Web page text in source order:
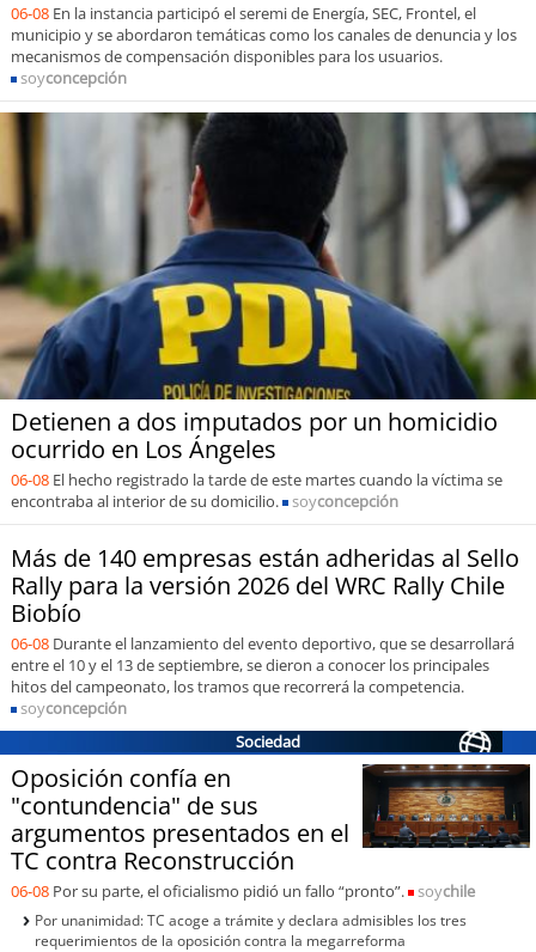
soycoronel
soyarauco
temuco
valdivia
soypuertomontt
soychiloé
06-08 En la instancia participó el seremi de Energía, SEC, Frontel, el
municipio y se abordaron temáticas como los canales de denuncia y los
mecanismos de compensación disponibles para los usuarios.
soyconcepción
Detienen a dos imputados por un homicidio
ocurrido en Los Ángeles
06-08 El hecho registrado la tarde de este martes cuando la víctima se
encontraba al interior de su domicilio.
soyconcepción
Más de 140 empresas están adheridas al Sello
Rally para la versión 2026 del WRC Rally Chile
Biobío
06-08 Durante el lanzamiento del evento deportivo, que se desarrollará
entre el 10 y el 13 de septiembre, se dieron a conocer los principales
hitos del campeonato, los tramos que recorrerá la competencia.
soyconcepción
Sociedad
Oposición confía en
"contundencia" de sus
argumentos presentados en el
TC contra Reconstrucción
06-08 Por su parte, el oficialismo pidió un fallo “pronto”. soychile
Por unanimidad: TC acoge a trámite y declara admisibles los tres
requerimientos de la oposición contra la megarreforma